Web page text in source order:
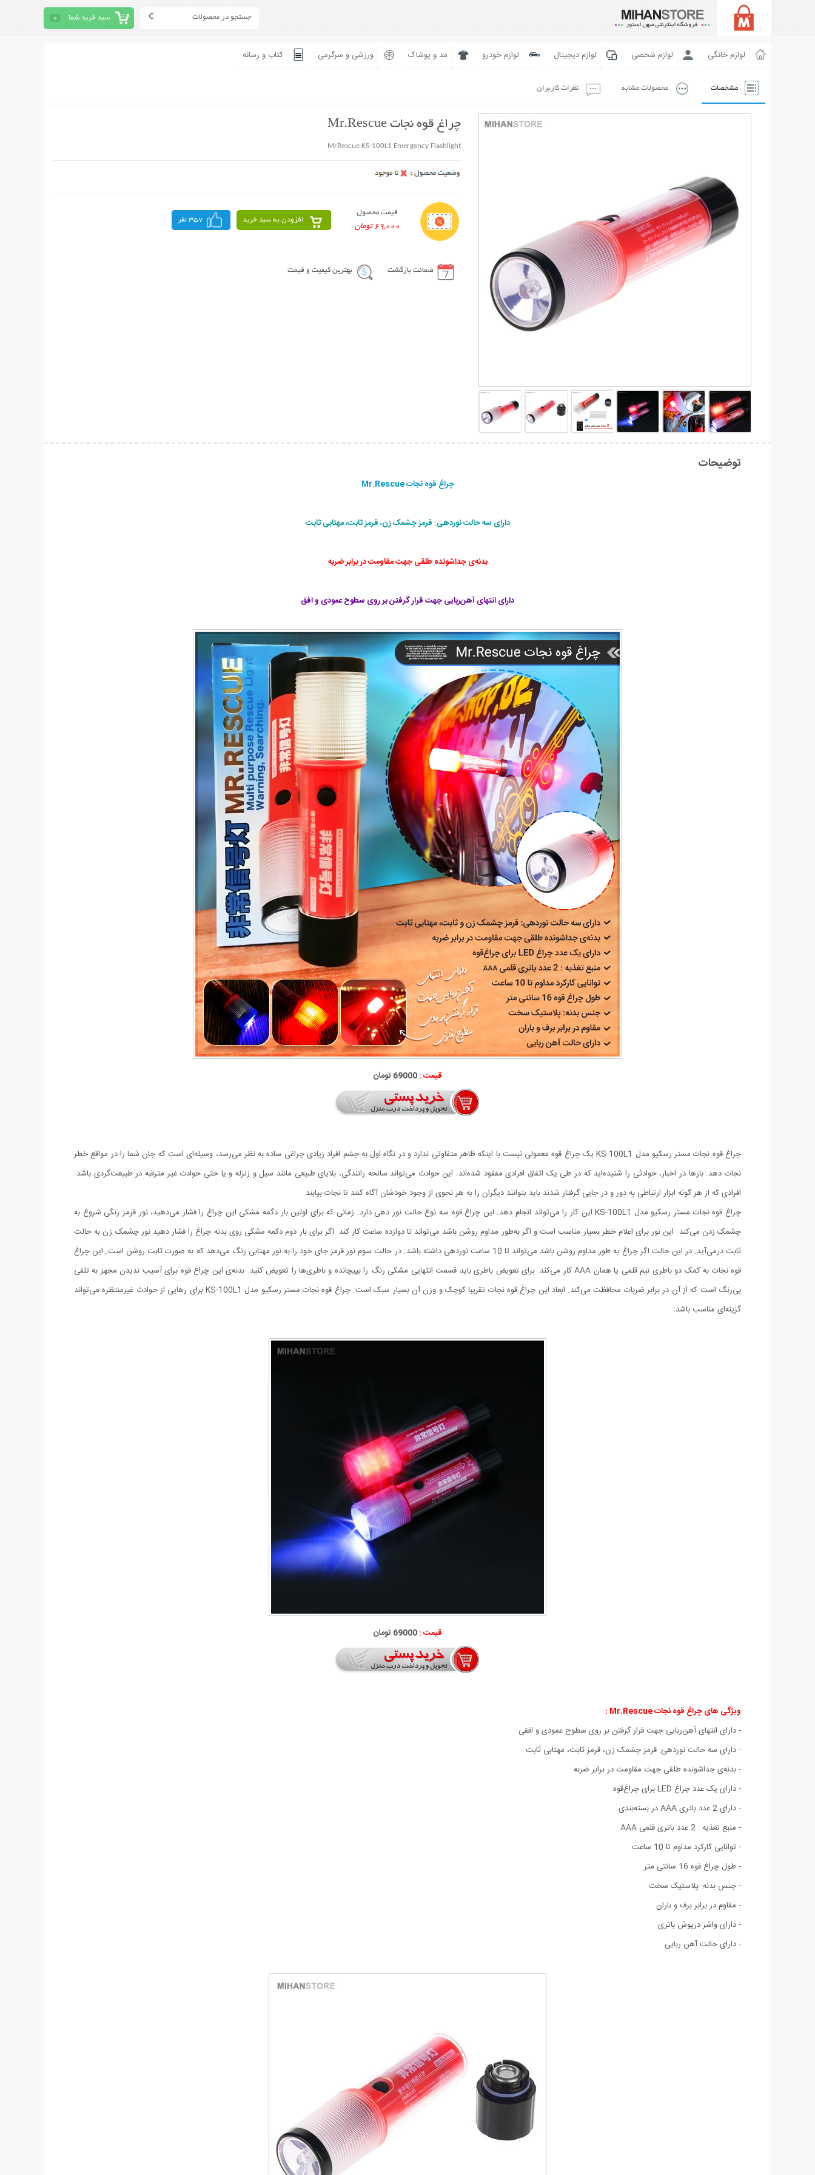
سبد خرید شما 0
لوازم خانگی لوازم شخصی لوازم دیجیتال لوازم خودرو مد و پوشاک ورزشی و سرگرمی کتاب و رسانه
مشخصات محصولات مشابه نظرات کاربران
چراغ قوه نجات Mr.Rescue
MrRescue KS-100L1 Emergency Flashlight
قیمت محصول
69,000 تومان
افزودن به سبد خرید 357 نفر
ضمانت بازگشت بهترین کیفیت و قیمت
توضیحات
چراغ قوه نجات Mr.Rescue
دارای سه حالت نوردهی: قرمز چشمک زن، قرمز ثابت، مهتابی ثابت
بدنه‌ی جداشونده طلقی جهت مقاومت در برابر ضربه
دارای انتهای آهن‌ربایی جهت قرار گرفتن بر روی سطوح عمودی و افق
قیمت :69000 تومان
چراغ قوه نجات مستر رسکیو مدل KS-100L1 یک چراغ قوه معمولی نیست با اینکه ظاهر متفاوتی ندارد و در نگاه اول به چشم افراد زیادی چراغی ساده به نظر می‌رسد، وسیله‌ای است که جان شما را در مواقع خطر
نجات دهد. بارها در اخبار، حوادثی را شنیده‌اید که در طی یک اتفاق افرادی مفقود شده‌اند. این حوادث می‌تواند سانحه رانندگی، بلایای طبیعی مانند سیل و زلزله و یا حتی حوادث غیر مترقبه در طبیعت‌گردی باشد.
افرادی که از هر گونه ابزار ارتباطی به دور و در جایی گرفتار شدند باید بتوانند دیگران را به هر نحوی از وجود خودشان آگاه کنند تا نجات بیابند.
چراغ قوه نجات مستر رسکیو مدل KS-100L1 این کار را می‌تواند انجام دهد. این چراغ قوه سه نوع حالت نور دهی دارد. زمانی که برای اولین بار دگمه مشکی این چراغ را فشار می‌دهید، نور قرمز رنگی شروع به
چشمک زدن می‌کند. این نور برای اعلام خطر بسیار مناسب است و اگر به‌طور مداوم روشن باشد می‌تواند تا دوازده ساعت کار کند. اگر برای بار دوم دکمه مشکی روی بدنه چراغ را فشار دهید نور چشمک زن به حالت
ثابت درمی‌آید. در این حالت اگر چراغ به طور مداوم روشن باشد می‌تواند تا 10 ساعت نوردهی داشته باشد. در حالت سوم نور قرمز جای خود را به نور مهتابی رنگ می‌دهد که به صورت ثابت روشن است. این چراغ
قوه نجات به کمک دو باطری نیم قلمی یا همان AAA کار می‌کند. برای تعویض باطری باید قسمت انتهایی مشکی رنگ را بپیچانده و باطری‌ها را تعویض کنید. بدنه‌ی این چراغ قوه برای آسیب ندیدن مجهز به تلقی
بی‌رنگ است که از آن در برابر ضربات محافظت می‌کند. ابعاد این چراغ قوه نجات تقریبا کوچک و وزن آن بسیار سبک است. چراغ قوه نجات مستر رسکیو مدل KS-100L1 برای رهایی از حوادث غیرمنتظره می‌تواند
گزینه‌ای مناسب باشد.
قیمت :69000 تومان
ویژگی های چراغ قوه نجات Mr.Rescue :
- دارای انتهای آهن‌ربایی جهت قرار گرفتن بر روی سطوح عمودی و افقی
- دارای سه حالت نوردهی: قرمز چشمک زن، قرمز ثابت، مهتابی ثابت
- بدنه‌ی جداشونده طلقی جهت مقاومت در برابر ضربه
- دارای یک عدد چراغ LED برای چراغ‌قوه
- دارای 2 عدد باتری AAA در بسته‌بندی
- منبع تغذیه : 2 عدد باتری قلمی AAA
- توانایی کارکرد مداوم تا 10 ساعت
- طول چراغ قوه 16 سانتی متر
- جنس بدنه: پلاستیک سخت
- مقاوم در برابر برف و باران
- دارای واشر درپوش باتری
- دارای حالت آهن ربایی